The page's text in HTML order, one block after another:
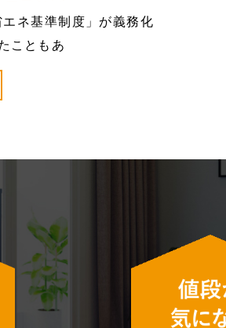
ネ基準制度」が義務化
こともあ